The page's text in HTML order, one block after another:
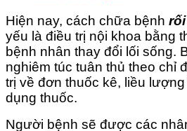
Hiện nay, cách chữa bệnh
yếu là điều trị nội khoa bằng
bệnh nhân thay đổi lối sống.
nghiêm túc tuân thủ theo chỉ
trị về đơn thuốc kê, liều
dụng thuốc.
Người bệnh sẽ được các